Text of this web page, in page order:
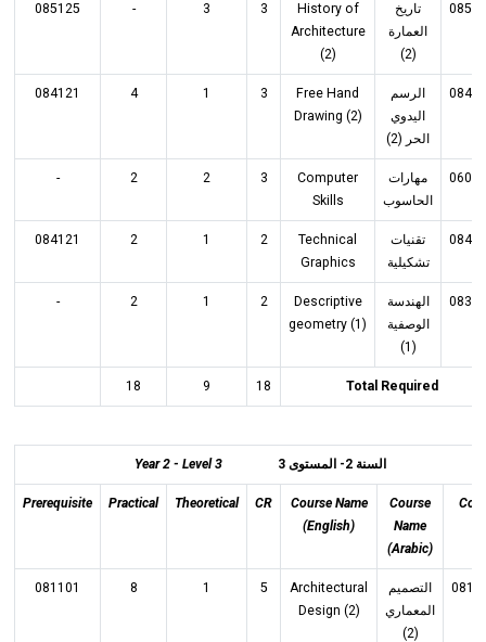
تاريخ
العمارة
(2)
History of
Architecture
(2)
3
3
-
085125
الرسم
اليدوي
الحر (2)
Free Hand
Drawing (2)
3
1
4
084121
مهارات
الحاسوب
Computer
Skills
3
2
2
-
تقنيات
تشكيلية
Technical
Graphics
2
1
2
084121
الهندسة
الوصفية
(1)
Descriptive
geometry (1)
2
1
2
-
Total Required
18
9
18
السنة 2 - المستوى 3 Year 2 - Level 3
Course
Name
(Arabic)
Course Name
(English)
CR
Theoretical
Practical
Prerequisite
التصميم
المعماري
(2)
Architectural
Design (2)
5
1
8
081101